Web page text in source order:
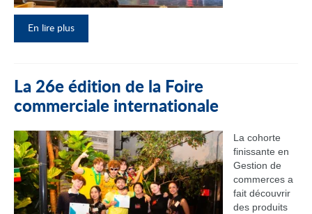
En lire plus
La 26e édition de la Foire
commerciale internationale
La cohorte
finissante en
Gestion de
commerces a
fait découvrir
des produits